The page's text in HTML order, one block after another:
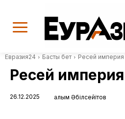
Евразия24 Басты бет Ресей империя
Ресей
26.12.2025 Ғалым Әбілсейітов